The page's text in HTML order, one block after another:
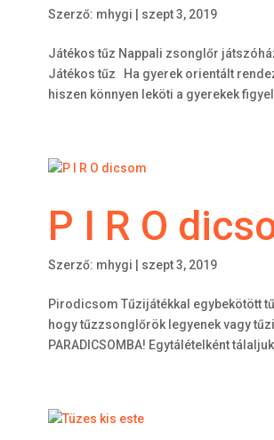
Szerző: mhygi szept 3, 2019
Játékos tűz Nappali zsonglőr
Játékos tűz Ha gyerek orientált
hiszen könnyen leköti a gyerekek
P I R O
Szerző: mhygi szept 3, 2019
Pirodicsom Tűzijátékkal egybekötött
hogy tűzzsonglőrök legyenek vagy
PARADICSOMBA! Egytálételként